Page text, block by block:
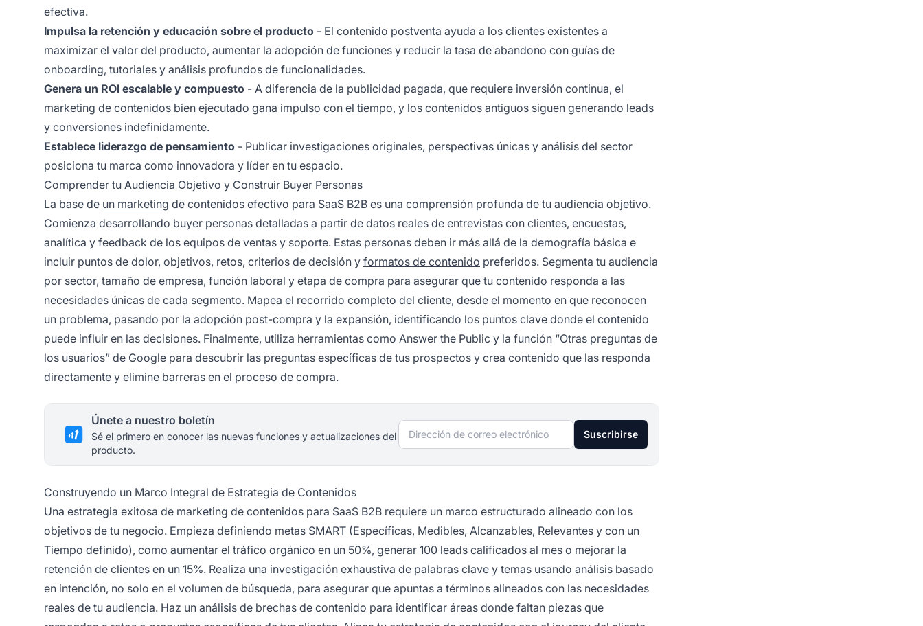
efectiva.
Impulsa la retención y educación sobre el producto - El contenido postventa ayuda a los clientes existentes a
maximizar el valor del producto, aumentar la adopción de funciones y reducir la tasa de abandono con guías de
onboarding, tutoriales y análisis profundos de funcionalidades.
Genera un ROI escalable y compuesto - A diferencia de la publicidad pagada, que requiere inversión continua, el
marketing de contenidos bien ejecutado gana impulso con el tiempo, y los contenidos antiguos siguen generando leads
y conversiones indefinidamente.
Establece liderazgo de pensamiento - Publicar investigaciones originales, perspectivas únicas y análisis del sector
posiciona tu marca como innovadora y líder en tu espacio.
Comprender tu Audiencia Objetivo y Construir Buyer Personas
La base de un marketing de contenidos efectivo para SaaS B2B es una comprensión profunda de tu audiencia objetivo.
Comienza desarrollando buyer personas detalladas a partir de datos reales de entrevistas con clientes, encuestas,
analítica y feedback de los equipos de ventas y soporte. Estas personas deben ir más allá de la demografía básica e
incluir puntos de dolor, objetivos, retos, criterios de decisión y formatos de contenido preferidos. Segmenta tu audiencia
por sector, tamaño de empresa, función laboral y etapa de compra para asegurar que tu contenido responda a las
necesidades únicas de cada segmento. Mapea el recorrido completo del cliente, desde el momento en que reconocen
un problema, pasando por la adopción post-compra y la expansión, identificando los puntos clave donde el contenido
puede influir en las decisiones. Finalmente, utiliza herramientas como Answer the Public y la función “Otras preguntas de
los usuarios” de Google para descubrir las preguntas específicas de tus prospectos y crea contenido que las responda
directamente y elimine barreras en el proceso de compra.
Únete a nuestro boletín
Sé el primero en conocer las nuevas funciones y actualizaciones del
producto.
Dirección de correo electrónico Suscribirse
Construyendo un Marco Integral de Estrategia de Contenidos
Una estrategia exitosa de marketing de contenidos para SaaS B2B requiere un marco estructurado alineado con los
objetivos de tu negocio. Empieza definiendo metas SMART (Específicas, Medibles, Alcanzables, Relevantes y con un
Tiempo definido), como aumentar el tráfico orgánico en un 50%, generar 100 leads calificados al mes o mejorar la
retención de clientes en un 15%. Realiza una investigación exhaustiva de palabras clave y temas usando análisis basado
en intención, no solo en el volumen de búsqueda, para asegurar que apuntas a términos alineados con las necesidades
reales de tu audiencia. Haz un análisis de brechas de contenido para identificar áreas donde faltan piezas que